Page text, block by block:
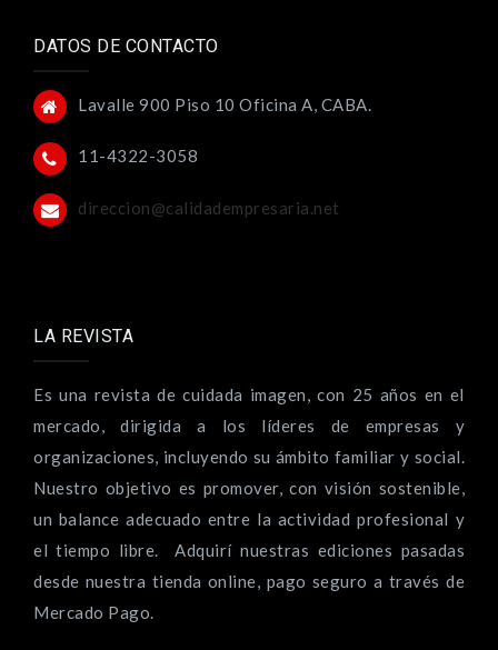
DATOS DE CONTACTO
Lavalle 900 Piso 10 Oficina A, CABA.
11-4322-3058
direccion@calidadempresaria.net
LA REVISTA
Es una revista de cuidada imagen, con 25 años en el
mercado, dirigida a los líderes de empresas y
organizaciones, incluyendo su ámbito familiar y social.
Nuestro objetivo es promover, con visión sostenible,
un balance adecuado entre la actividad profesional y
el tiempo libre. Adquirí nuestras ediciones pasadas
desde nuestra tienda online, pago seguro a través de
Mercado Pago.